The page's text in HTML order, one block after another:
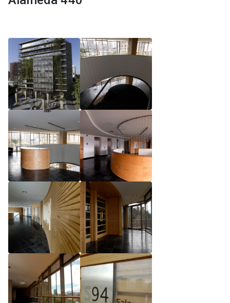
Reglamento de Magíster, Pontificia Universidad
Universidad Católica de Chile
Reglamento de Magíster, Pontificia Universidad
Católica de Chile LLM UC 2025
Reglamento de Seminarios de Graduación
Programa de Magíster en Derecho, LLM 2025